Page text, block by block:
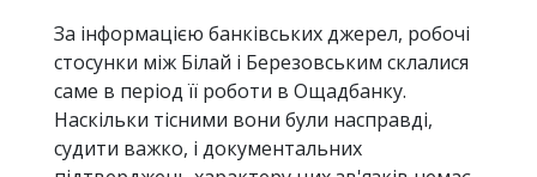
За інформацією банківських джерел, робочі
стосунки між Білай і Березовським склалися
саме в період її роботи в Ощадбанку.
Наскільки тісними вони були насправді,
судити важко, і документальних